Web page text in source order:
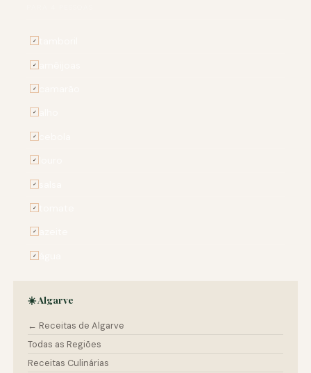
✓
✓
✓
✓
✓
✓
✓
✓
✓
✓
☀️ Algarve
← Receitas de Algarve
Todas as Regiões
Receitas Culinárias